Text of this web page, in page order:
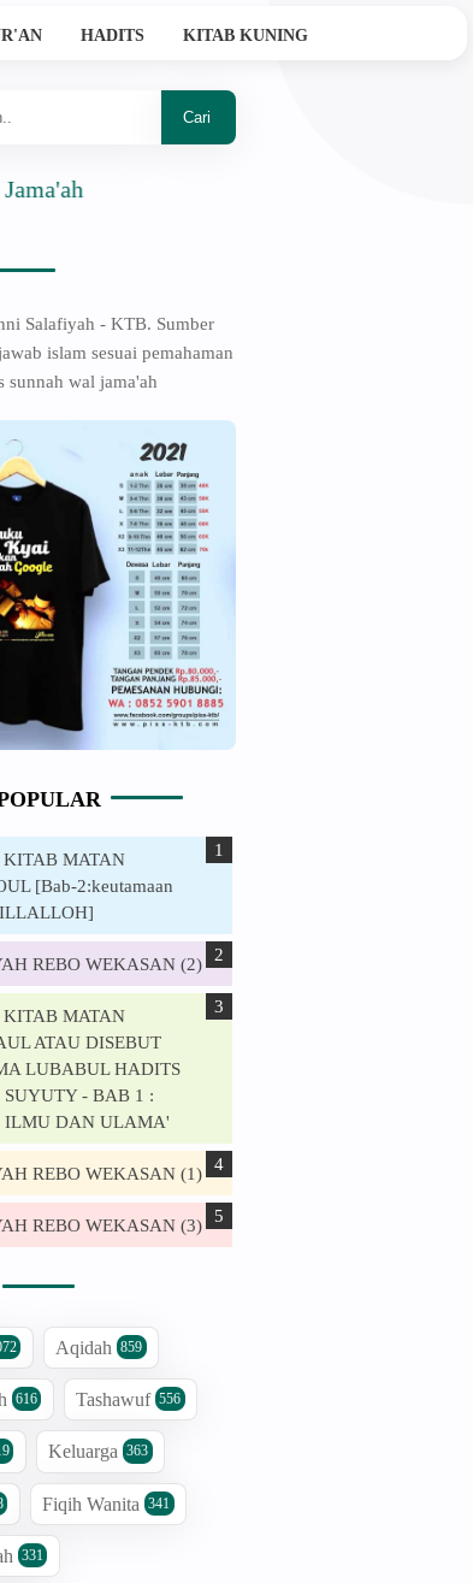
HADITS KITAB KUNING
Salafiyah - KTB. Sumber
islam sesuai pemahaman
sunnah wal jama'ah
MATAN
[Bab-2:keutamaan
REBO WEKASAN (2)
MATAN
ATAU DISEBUT
LUBABUL HADITS
- BAB 1 :
ILMU DAN ULAMA'
REBO WEKASAN (1)
REBO WEKASAN (3)
Aqidah 859
616 Tashawuf 556
Keluarga 363
Fiqih Wanita 341
331